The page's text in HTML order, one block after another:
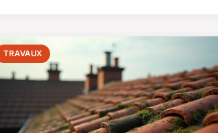
TRAVAUX